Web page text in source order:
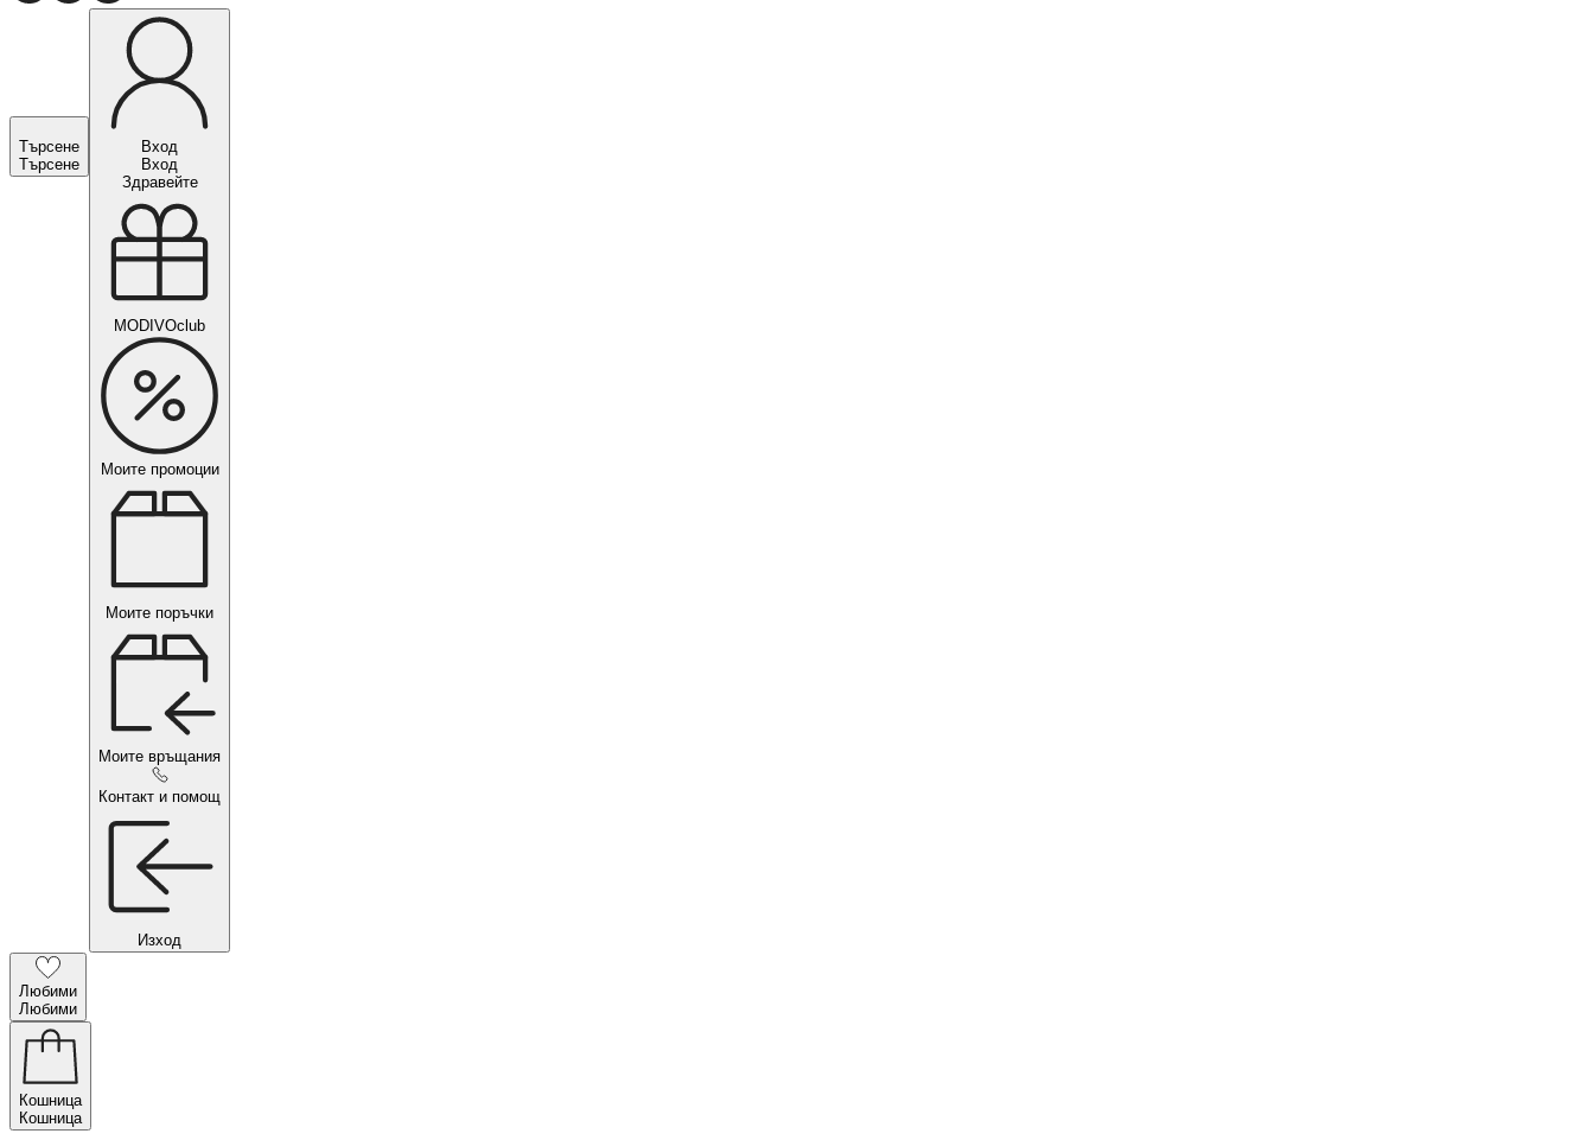
Търсене
Търсене
Вход
Вход
Здравейте
MODIVOclub
Моите промоции
Моите поръчки
Моите връщания
Контакт и помощ
Изход
Любими
Любими
Кошница
Кошница